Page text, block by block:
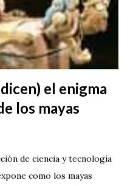
el enigma
los mayas
de ciencia y tecnología
como los mayas